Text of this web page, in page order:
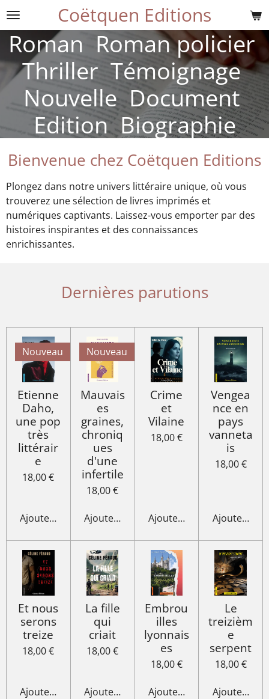
Passer
contenu
principal
Coëtquen Editions
Roman Roman policier
Thriller Témoignage
Nouvelle Document
Edition Biographie
Bienvenue chez Coëtquen Editions
Plongez dans notre univers littéraire unique, où vous
trouverez une sélection de livres imprimés et
numériques captivants. Laissez-vous emporter par des
histoires inspirantes et des connaissances
enrichissantes.
Dernières parutions
Nouveau
Etienne
Daho,
une pop
très
littérair
e
18,00 €
Ajouter au panier
Nouveau
Mauvais
es
graines,
chroniq
ues
d'une
infertile
18,00 €
Ajouter au panier
Crime
et
Vilaine
18,00 €
Ajouter au panier
Vengea
nce en
pays
vanneta
is
18,00 €
Ajouter au
Et nous
serons
treize
18,00 €
Ajouter au panier
La fille
qui
criait
18,00 €
Ajouter au panier
Embrou
illes
lyonnais
es
18,00 €
Ajouter au panier
Le
treizièm
e
serpent
18,00 €
Ajouter au